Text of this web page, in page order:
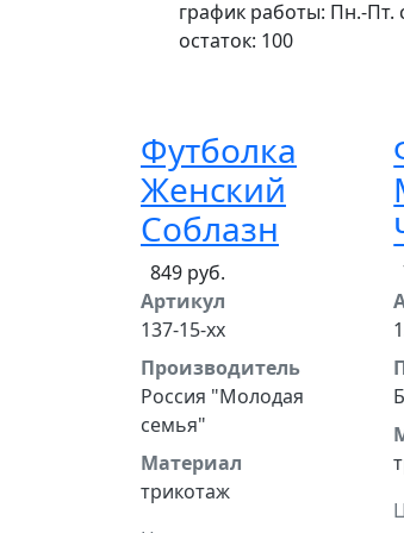
график работы: Пн.-Пт.
остаток: 100
Футболка
Женский
Соблазн
849 руб.
Артикул
137-15-хх
Производитель
Россия "Молодая
семья"
Материал
трикотаж